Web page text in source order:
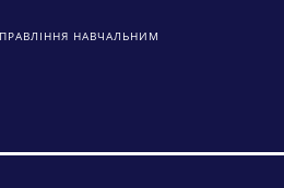
НАВЧАЛЬНИМ